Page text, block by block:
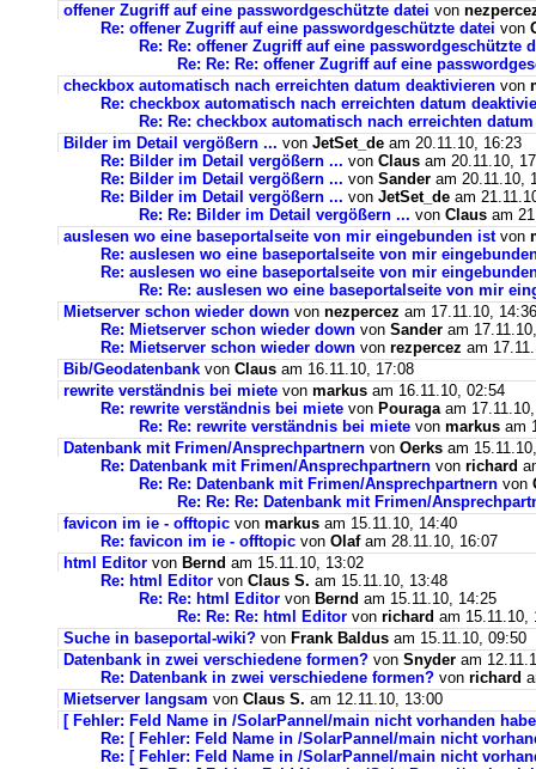
offener Zugriff auf eine passwordgeschützte datei von
Re: offener Zugriff auf eine passwordgeschützte datei von
Re: Re: offener Zugriff auf eine passwordgeschützte
Re: Re: Re: offener Zugriff auf eine
checkbox automatisch nach erreichten datum deaktivieren von
Re: checkbox automatisch nach erreichten datum
Re: Re: checkbox automatisch nach erreichten
Bilder im Detail vergößern ... von JetSet_de am 20.11.10, 16:23
Re: Bilder im Detail vergößern ... von Claus am 20.11.10,
Re: Bilder im Detail vergößern ... von Sander am 20.11.10,
Re: Bilder im Detail vergößern ... von JetSet_de am
Re: Re: Bilder im Detail vergößern ... von Claus am
auslesen wo eine baseportalseite von mir eingebunden istvon
Re: auslesen wo eine baseportalseite von mir
Re: auslesen wo eine baseportalseite von mir
Re: Re: auslesen wo eine baseportalseite von mir
Mietserver schon wieder down von nezpercez am 17.11.10, 14:36
Re: Mietserver schon wieder down von Sander am
Re: Mietserver schon wieder down von rezpercez am
Bib/Geodatenbank von Claus am 16.11.10, 17:08
rewrite verständnis bei miete von markus am 16.11.10, 02:54
Re: rewrite verständnis bei miete von Pouragaam
Re: Re: rewrite verständnis bei miete von markus am
Datenbank mit Frimen/Ansprechpartnern von Oerks am
Re: Datenbank mit Frimen/Ansprechpartnern von richard
Re: Re: Datenbank mit Frimen/Ansprechpartnern von
Re: Re: Re: Datenbank mit Frimen/
favicon im ie - offtopic von markus am 15.11.10, 14:40
Re: favicon im ie - offtopic von Olafam 28.11.10, 16:07
html Editor von Bernd am 15.11.10, 13:02
Re: html Editor von Claus S. am 15.11.10, 13:48
Re: Re: html Editor von Bernd am 15.11.10, 14:25
Re: Re: Re: html Editor von richard am 15.11.10,
Suche in baseportal-wiki? von Frank Baldus am 15.11.10, 09:50
Datenbank in zwei verschiedene formen? von Snyder am
Re: Datenbank in zwei verschiedene formen? von richard
Mietserver langsam von Claus S. am 12.11.10, 13:00
[ Fehler: Feld Name in /SolarPannel/main nicht vorhanden
Re: [ Fehler: Feld Name in /SolarPannel/main nicht
Re: [ Fehler: Feld Name in /SolarPannel/main nicht